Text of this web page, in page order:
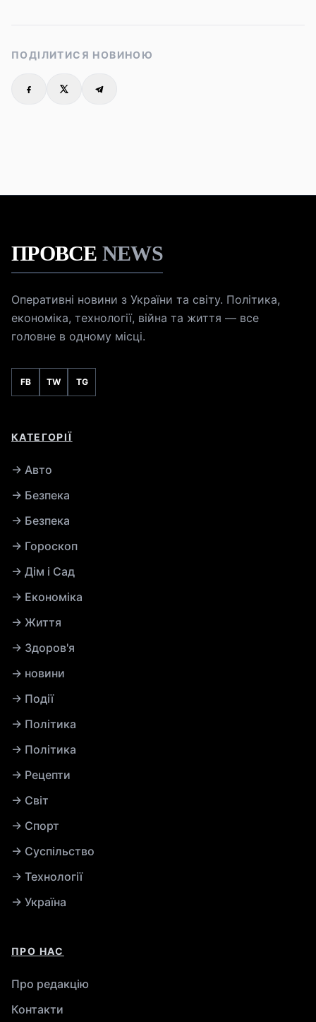
ПОДІЛИТИСЯ НОВИНОЮ
ПРОВСЕ NEWS
Оперативні новини з України та світу. Політика,
економіка, технології, війна та життя — все
головне в одному місці.
FB TW TG
КАТЕГОРІЇ
→ Авто
→ Безпека
→ Безпека
→ Гороскоп
→ Дім і Сад
→ Економіка
→ Життя
→ Здоров'я
→ новини
→ Події
→ Політика
→ Політика
→ Рецепти
→ Світ
→ Спорт
→ Суспільство
→ Технології
→ Україна
ПРО НАС
Про редакцію
Контакти